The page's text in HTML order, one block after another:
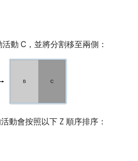
動 C，並將分割移至兩側：
動會按照以下 Z 順序排序：